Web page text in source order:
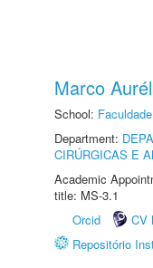
Marco
School:
Department:
CIRÚRGICAS E
Academic
title: MS-3.1
Orcid
CV
Repositório